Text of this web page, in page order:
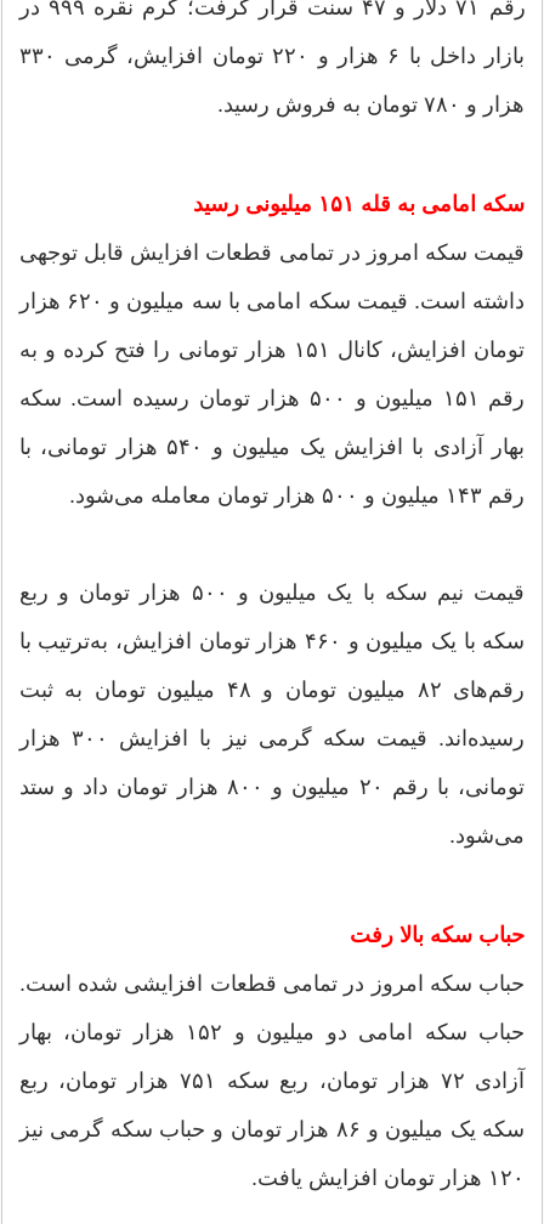
رقم ۷۱ دلار و ۴۷ سنت قرار گرفت؛ گرم نقره ۹۹۹ در
بازار داخل با ۶ هزار و ۲۲۰ تومان افزایش، گرمی ۳۳۰
هزار و ۷۸۰ تومان به فروش رسید.
سکه امامی به قله ۱۵۱ میلیونی رسید
قیمت سکه امروز در تمامی قطعات افزایش قابل توجهی
داشته است. قیمت سکه امامی با سه میلیون و ۶۲۰ هزار
تومان افزایش، کانال ۱۵۱ هزار تومانی را فتح کرده و به
رقم ۱۵۱ میلیون و ۵۰۰ هزار تومان رسیده است. سکه
بهار آزادی با افزایش یک میلیون و ۵۴۰ هزار تومانی، با
رقم ۱۴۳ میلیون و ۵۰۰ هزار تومان معامله می‌شود.
قیمت نیم سکه با یک میلیون و ۵۰۰ هزار تومان و ربع
سکه با یک میلیون و ۴۶۰ هزار تومان افزایش، به‌ترتیب با
رقم‌های ۸۲ میلیون تومان و ۴۸ میلیون تومان به ثبت
رسیده‌اند. قیمت سکه گرمی نیز با افزایش ۳۰۰ هزار
تومانی، با رقم ۲۰ میلیون و ۸۰۰ هزار تومان داد و ستد
می‌شود.
حباب سکه بالا رفت
حباب سکه امروز در تمامی قطعات افزایشی شده است.
حباب سکه امامی دو میلیون و ۱۵۲ هزار تومان، بهار
آزادی ۷۲ هزار تومان، ربع سکه ۷۵۱ هزار تومان، ربع
سکه یک میلیون و ۸۶ هزار تومان و حباب سکه گرمی نیز
۱۲۰ هزار تومان افزایش یافت.